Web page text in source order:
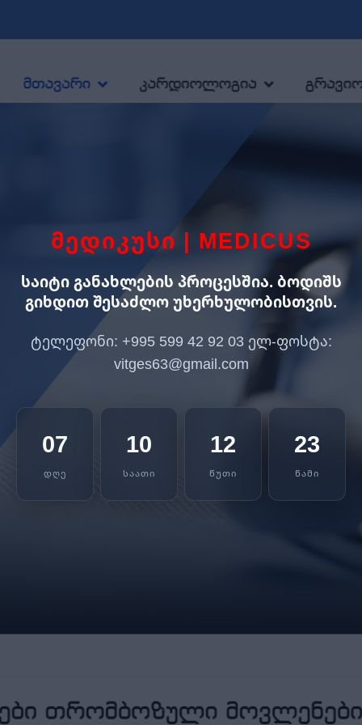
ᲛᲔᲓᲘᲙᲣᲡᲘ | MEDICUS
საიტი განახლების პროცესშია. ბოდიშს
გიხდით შესაძლო უხერხულობისთვის.
ტელეფონი: +995 599 42 92 03 ელ-ფოსტა:
vitges63@gmail.com
07
ᲓᲦᲔ
10
ᲡᲐᲐᲗᲘ
12
ᲬᲣᲗᲘ
23
ᲬᲐᲛᲘ